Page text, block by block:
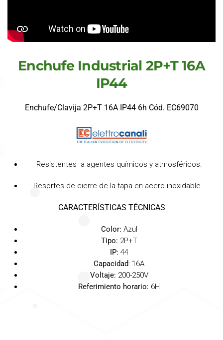
Enchufe Industrial 2P+T 16A
IP44
Enchufe/Clavija 2P+T 16A IP44 6h Cód. EC69070
Resistentes a agentes químicos y atmosféricos.
Resortes de cierre de la tapa en acero inoxidable.
CARACTERÍSTICAS TÉCNICAS
Color: Azul
Tipo: 2P+T
IP: 44
Capacidad: 16A
Voltaje: 200-250V
Referimiento horario: 6H